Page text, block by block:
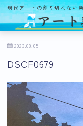
現代アートの割り切れない
アート数奇とは？
観る
ギャラリー
2023.08.05
DSCF0679